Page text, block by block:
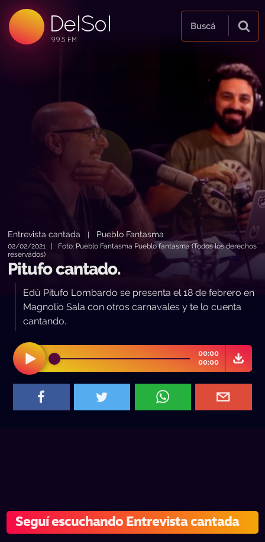
DelSol
99.5 FM
99.5 FM
99.5 FM
Buscá
Entrevista cantada Pueblo Fantasma
02/02/2021 | Foto: Pueblo Fantasma Pueblo fantasma (Todos los derechos
reservados)
Pitufo cantado.
Edú Pitufo Lombardo se presenta el 18 de febrero en
Magnolio Sala con otros carnavales y te lo cuenta
cantando.
00:00
00:00
Seguí escuchando Entrevista cantada